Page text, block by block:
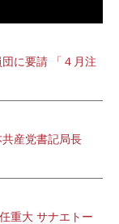
に要請 「４月注
共産党書記局長
重大 サナエトー